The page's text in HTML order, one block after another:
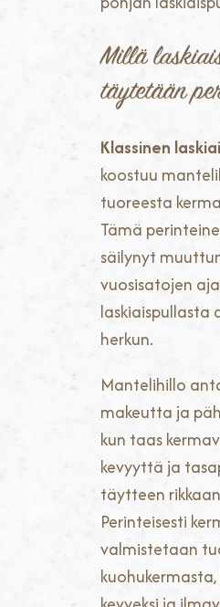
Millä
täytetään
Klassinen
koostuu
tuoreesta
Tämä
säilynyt
vuosisatojen
laskiaispullasta
herkun.
Mantelihillo
makeutta ja
kun taas
kevyyttä ja
täytteen
Perinteisesti
valmistetaan